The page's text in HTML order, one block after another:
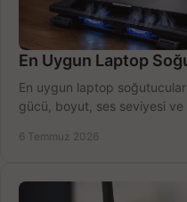
En Uygun Laptop
En uygun laptop
gücü, boyut, ses seviyesi
6 Temmuz 2026